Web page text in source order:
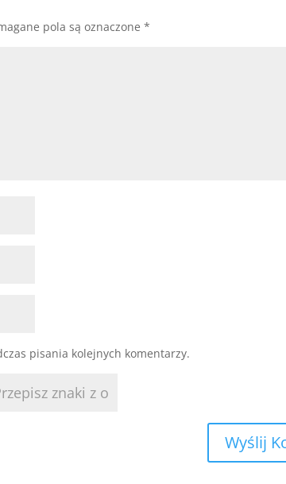
pola są oznaczone*
pisania kolejnych komentarzy.